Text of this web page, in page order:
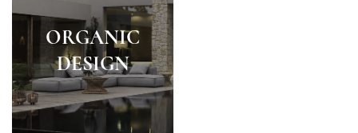
ORGANIC
DESIGN